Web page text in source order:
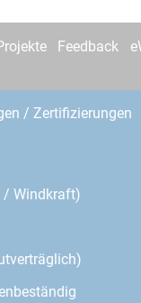
Feedback
/ Zertifizierungen
/ Windkraft)